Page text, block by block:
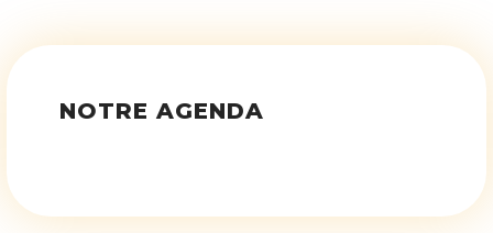
NOTRE AGENDA